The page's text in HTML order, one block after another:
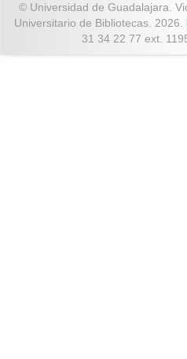
© Universidad de Guadalajara.
Universitario de Bibliotecas. 2026.
31 34 22 77 ext.